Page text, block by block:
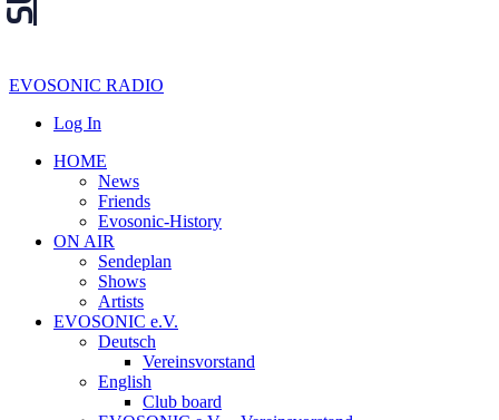
EVOSONIC RADIO
Log In
HOME
News
Friends
Evosonic-History
ON AIR
Sendeplan
Shows
Artists
EVOSONIC e.V.
Deutsch
Vereinsvorstand
English
Club board